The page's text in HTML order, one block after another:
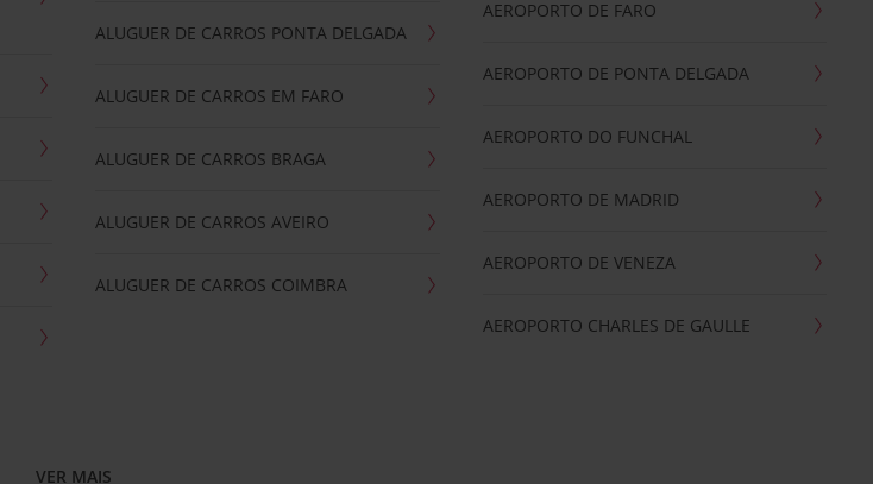
ALUGUER DE CARROS PONTA DELGADA
ALUGUER DE CARROS EM FARO
ALUGUER DE CARROS BRAGA
ALUGUER DE CARROS AVEIRO
ALUGUER DE CARROS COIMBRA
AEROPORTO DE FARO
AEROPORTO DE PONTA DELGADA
AEROPORTO DO FUNCHAL
AEROPORTO DE MADRID
AEROPORTO DE VENEZA
AEROPORTO CHARLES DE GAULLE
VER MAIS